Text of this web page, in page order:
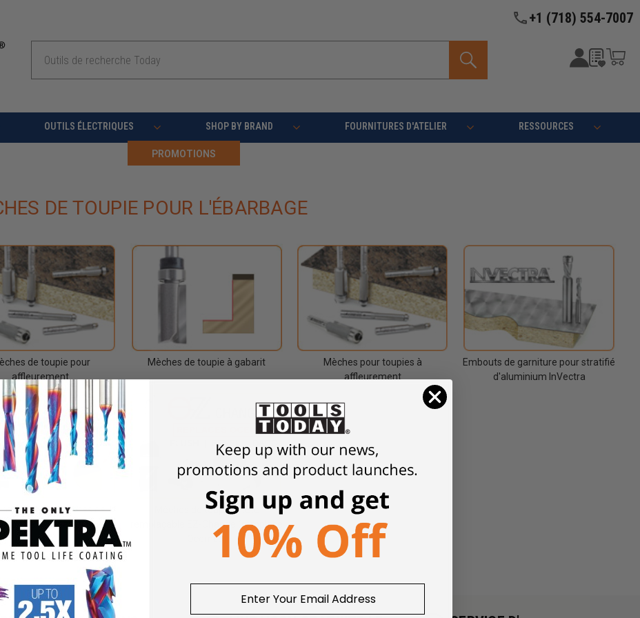
+1 (718) 554-7007
OUTILS ÉLECTRIQUES SHOP BY BRAND FOURNITURES D'ATELIER RESSOURCES
PROMOTIONS
DE TOUPIE POUR L'ÉBARBAGE
de toupie pour
affleurement
Mèches de toupie à gabarit
Mèches pour toupies à
affleurement
Embouts de garniture pour stratifié
d'aluminium InVectra
avec des mèches de
toupie à biseau
Mèches de toupie à tête
remplaçable EZ-Change (remplace
Ocemco)